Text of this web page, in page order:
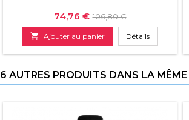
Prix
74,76 € Prix
de
base
106,80 €
 Ajouter au panier Détails
6 AUTRES PRODUITS DANS LA MÊME